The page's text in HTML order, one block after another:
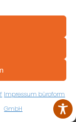
Impressum büroform
GmbH
IHRE